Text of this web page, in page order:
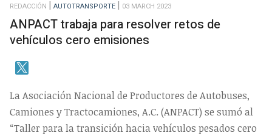
REDACCIÓN AUTOTRANSPORTE 03 MARCH 2023
ANPACT trabaja para resolver retos de
vehículos cero emisiones
La Asociación Nacional de Productores de Autobuses,
Camiones y Tractocamiones, A.C. (ANPACT) se sumó al
“Taller para la transición hacia vehículos pesados cero